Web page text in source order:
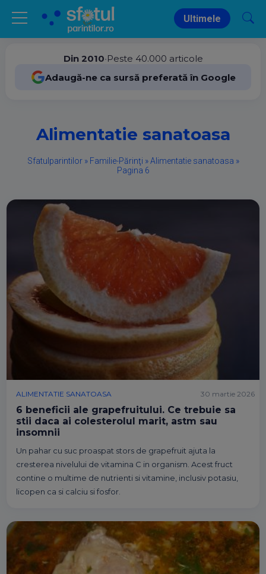
Ultimele
Din 2010•Peste 40.000 articole
Adaugă-ne ca sursă preferată în Google
Alimentatie sanatoasa
Sfatulparintilor» Familie-Părinţi »Alimentatie sanatoasa »
Pagina 6
ALIMENTATIE SANATOASA
6 beneficii ale grapefruitului. Ce trebuie sa
stii daca ai colesterolul marit, astm sau
insomnii
Un pahar cu suc proaspat stors de grapefruit ajuta la
cresterea nivelului de vitamina C in organism. Acest fruct
contine o multime de nutrienti si vitamine, inclusiv potasiu,
licopen ca si calciu si fosfor.
30 martie 2026